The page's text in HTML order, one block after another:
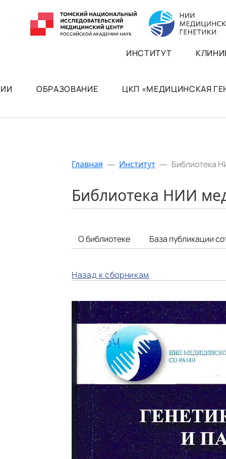
ИНСТИТУТ
ОБРАЗОВАНИЕ ЦКП «МЕДИЦИНСКАЯ
Главная — Институт — Библиотека
Библиотека НИИ
О библиотеке База публикации
Назад к сборникам